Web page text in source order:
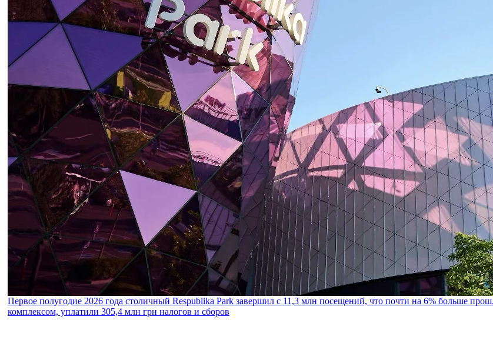
Первое полугодие 2026 года столичный Respublika Park завершил с 11,3 млн посещений, что почти на 6% больше
комплексом, уплатили 305,4 млн грн налогов и сборов